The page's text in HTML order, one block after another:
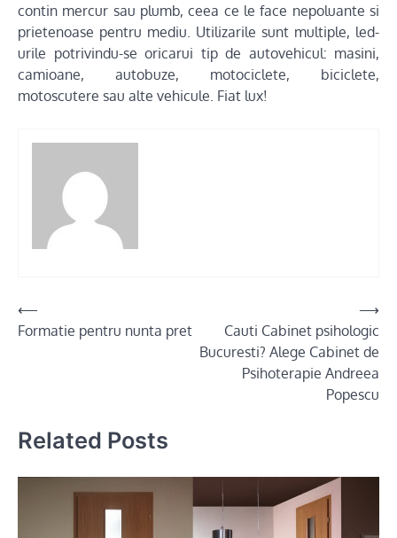
contin mercur sau plumb, ceea ce le face nepoluante si
prietenoase pentru mediu. Utilizarile sunt multiple, led-
urile potrivindu-se oricarui tip de autovehicul: masini,
camioane, autobuze, motociclete, biciclete,
motoscutere sau alte vehicule. Fiat lux!
Post
navigation
⟵
Formatie pentru nunta pret
Cauti Cabinet psihologic
Bucuresti? Alege Cabinet de
Psihoterapie Andreea
Popescu
⟶
Related Posts